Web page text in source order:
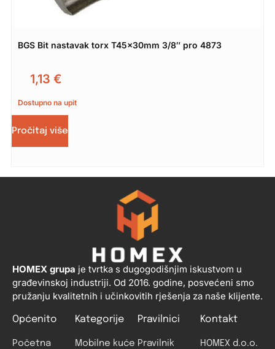
BGS Bit nastavak torx T45x30mm 3/8″ pro 4873
1,13 €
Dostupno na upit
Pročitaj više
HOMEX grupa je tvrtka s dugogodišnjim iskustvom u
građevinskoj industriji. Od 2016. godine, posvećeni smo
pružanju kvalitetnih i učinkovitih rješenja za naše klijente.
Općenito
Početna
Kategorije
Mobilne kuće
Pravilnici
Pravilnik
Kontakt
HOMEX d.o.o.